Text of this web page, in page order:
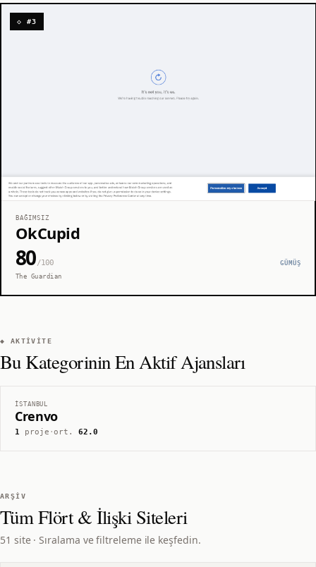
◇ #3
BAĞIMSIZ
OkCupid
80/100
GÜMÜŞ
The Guardian
◆ AKTIVITE
Bu Kategorinin En Aktif Ajansları
İSTANBUL
Crenvo
1proje ·ort.62.0
ARŞIV
TümFlört & İlişkiSiteleri
51 site · Sıralama ve filtreleme ile keşfedin.